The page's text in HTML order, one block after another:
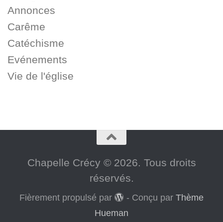
Annonces
Carême
Catéchisme
Evénements
Vie de l'église
Chapelle Crécy © 2026. Tous droits
réservés.
Fièrement propulsé par - Conçu par Thème
Hueman